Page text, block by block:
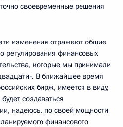
своевременные решения
изменения отражают общие
регулирования финансовых
которые мы принимали
В ближайшее время
бирж, имеется в виду,
создаваться
надеюсь, по своей мощности
финансового